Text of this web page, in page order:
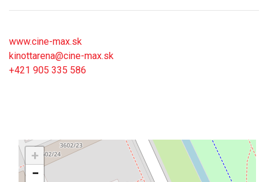
www.cine-max.sk
kinottarena@cine-max.sk
+421 905 335 586
+
−